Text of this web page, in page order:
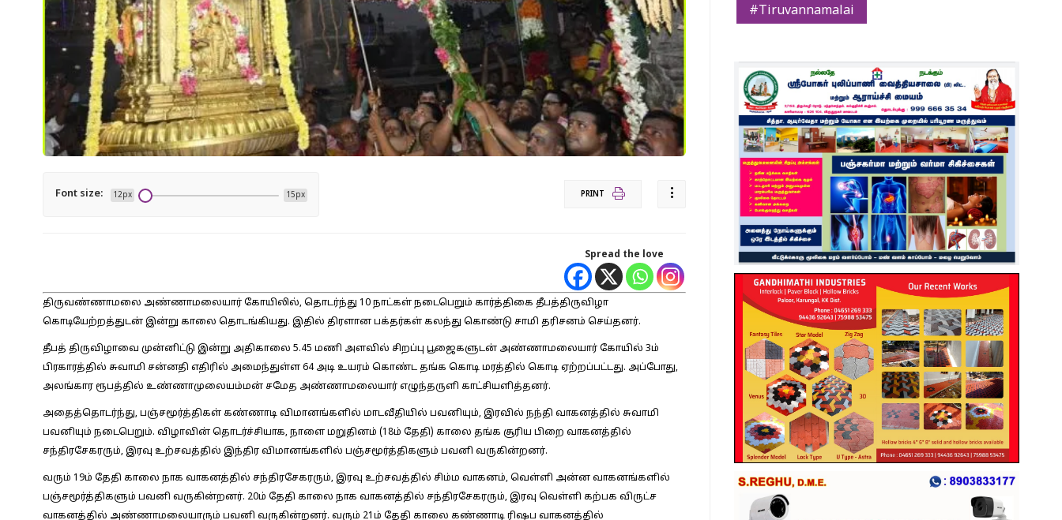
Font size: 12px 15px PRINT
Spread the love
திருவண்ணாமலை அண்ணாமலையார் கோயிலில், தொடர்ந்து 10 நாட்கள் நடைபெறும் கார்த்திகை தீபத்திருவிழா
கொடியேற்றத்துடன் இன்று காலை தொடங்கியது. இதில் திரளான பக்தர்கள் கலந்து கொண்டு சாமி தரிசனம் செய்தனர்.
தீபத் திருவிழாவை முன்னிட்டு இன்று அதிகாலை 5.45 மணி அளவில் சிறப்பு பூஜைகளுடன் அண்ணாமலையார் கோயில் 3ம்
பிரகாரத்தில் சுவாமி சன்னதி எதிரில் அமைந்துள்ள 64 அடி உயரம் கொண்ட தங்க கொடி மரத்தில் கொடி ஏற்றப்பட்டது. அப்போது,
அலங்கார ரூபத்தில் உண்ணாமுலையம்மன் சமேத அண்ணாமலையார் எழுந்தருளி காட்சியளித்தனர்.
அதைத்தொடர்ந்து, பஞ்சமூர்த்திகள் கண்ணாடி விமானங்களில் மாடவீதியில் பவனியும், இரவில் நந்தி வாகனத்தில் சுவாமி
பவனியும் நடைபெறும். விழாவின் தொடர்ச்சியாக, நாளை மறுதினம் (18ம் தேதி) காலை தங்க சூரிய பிறை வாகனத்தில்
சந்திரசேகரரும், இரவு உற்சவத்தில் இந்திர விமானங்களில் பஞ்சமூர்த்திகளும் பவனி வருகின்றனர்.
வரும் 19ம் தேதி காலை நாக வாகனத்தில் சந்திரசேகரரும், இரவு உற்சவத்தில் சிம்ம வாகனம், வெள்ளி அன்ன வாகனங்களில்
பஞ்சமூர்த்திகளும் பவனி வருகின்றனர். 20ம் தேதி காலை நாக வாகனத்தில் சந்திரசேகரரும், இரவு வெள்ளி கற்பக விருட்ச
வாகனத்தில் அண்ணாமலையாரும் பவனி வருகின்றனர். வரும் 21ம் தேதி காலை கண்ணாடி ரிஷப வாகனத்தில்
#Tiruvannamalai